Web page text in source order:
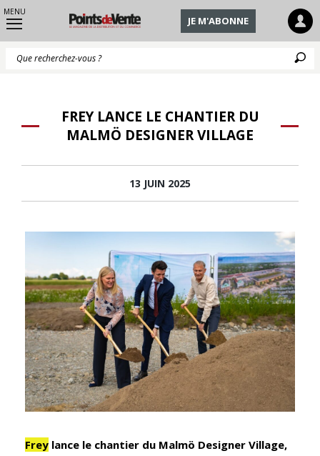
MENU
JE M'ABONNE
FREY LANCE LE CHANTIER DU
MALMÖ DESIGNER VILLAGE
13 JUIN 2025
Frey lance le chantier du Malmö Designer Village,